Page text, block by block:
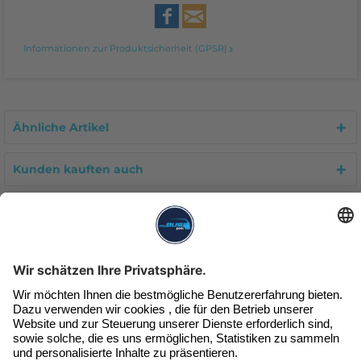
Informationen zur Produktsicherheit (GPSR)
Ähnliche Artikel
Kunden kauften auch
Kunden haben sich ebenfalls angesehen
Unser Newsletter
Exklusive Angebote & Infos
Jetzt beim Newsletter anmelden